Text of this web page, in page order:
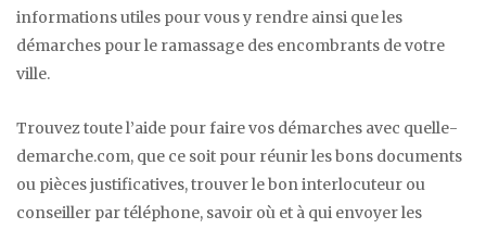
informations utiles pour vous y rendre ainsi que les
démarches pour le ramassage des encombrants de votre
ville.
Trouvez toute l’aide pour faire vos démarches avec quelle-
demarche.com, que ce soit pour réunir les bons documents
ou pièces justificatives, trouver le bon interlocuteur ou
conseiller par téléphone, savoir où et à qui envoyer les